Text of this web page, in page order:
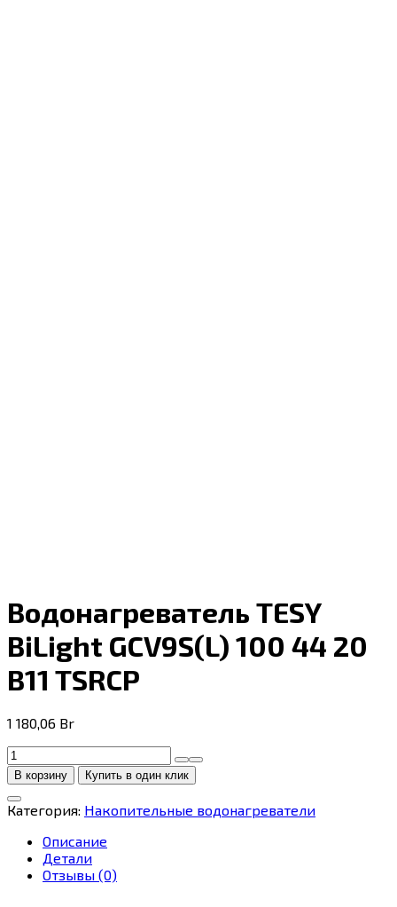
Водонагреватель TESY
BiLight GCV9S(L) 100 44 20
B11 TSRCP
1 180,06 Br
Количество
товара
Водонагреватель
TESY
BiLight
GCV9S(L)
В корзину Купить в один клик
Категория: Накопительные водонагреватели
Описание
Детали
Отзывы (0)